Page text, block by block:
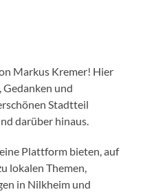
Markus Kremer! Hier
und
Stadtteil
darüber hinaus.
Plattform bieten, auf
lokalen Themen,
in Nilkheim und